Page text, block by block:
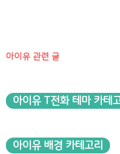
아이유 관련 글
아이유 T전화 테마 카테
아이유 배경 카테고리